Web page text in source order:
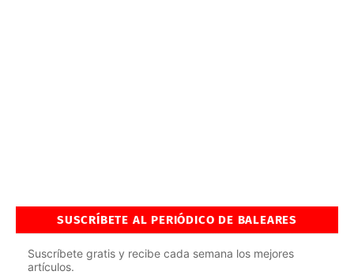
SUSCRÍBETE AL PERIÓDICO DE BALEARES
Suscríbete gratis y recibe cada semana los mejores
artículos.